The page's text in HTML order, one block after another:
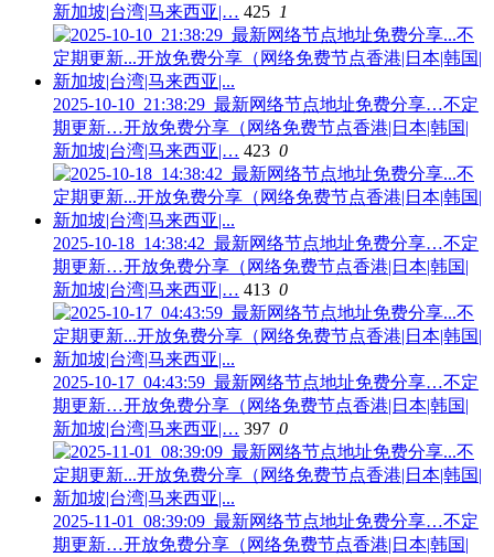
新加坡|台湾|马来西亚|… 425 1
2025-10-10_21:38:29_最新网络节点地址免费分享…不定
期更新…开放免费分享（网络免费节点香港|日本|韩国|
新加坡|台湾|马来西亚|… 423 0
2025-10-18_14:38:42_最新网络节点地址免费分享…不定
期更新…开放免费分享（网络免费节点香港|日本|韩国|
新加坡|台湾|马来西亚|… 413 0
2025-10-17_04:43:59_最新网络节点地址免费分享…不定
期更新…开放免费分享（网络免费节点香港|日本|韩国|
新加坡|台湾|马来西亚|… 397 0
2025-11-01_08:39:09_最新网络节点地址免费分享…不定
期更新…开放免费分享（网络免费节点香港|日本|韩国|